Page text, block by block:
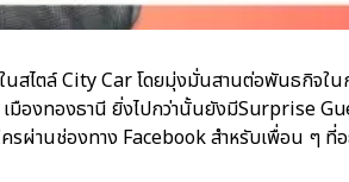
สไตล์ City Car โดยมุ่งมั่นสานต่อพันธกิจ
งทองธานี ยิ่งไปกว่านั้นยังมีSurprise
ครผ่านช่องทาง Facebook สำหรับเพื่อน